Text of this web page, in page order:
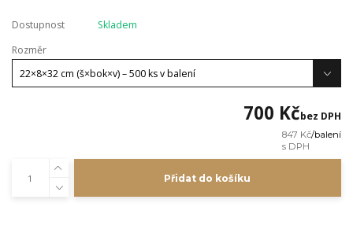
Dostupnost
Skladem
Rozměr
847 Kč/balení
700 Kčbez DPH
Přidat do košíku